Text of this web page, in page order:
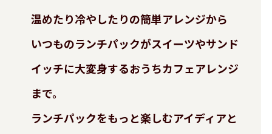
温めたり冷やしたりの簡単アレンジから
いつものランチパックがスイーツやサンド
イッチに大変身するおうちカフェアレンジ
まで。
ランチパックをもっと楽しむアイディアと